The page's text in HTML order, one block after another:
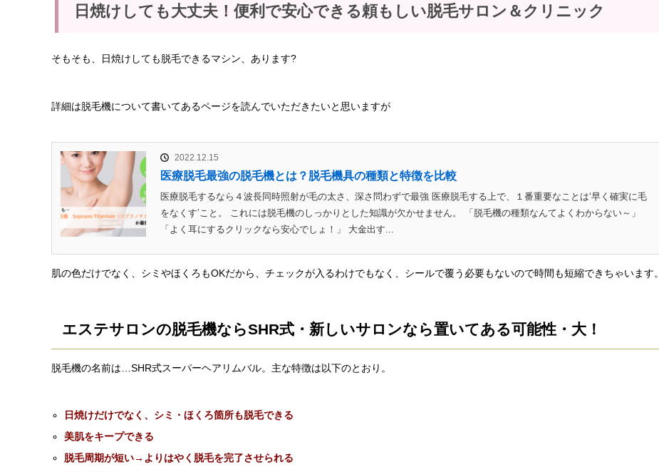
日焼けしても大丈夫！便利で安心できる頼もしい脱毛サロン＆クリニック
そもそも、日焼けしても脱毛できるマシン、あります?
詳細は脱毛機について書いてあるページを読んでいただきたいと思いますが
2022.12.15
医療脱毛最強の脱毛機とは？脱毛機具の種類と特徴を比較
医療脱毛するなら４波長同時照射が毛の太さ、深さ問わずで最強 医療脱毛する上で、１番重要なことは‘早く確実に毛
をなくす’こと。 これには脱毛機のしっかりとした知識が欠かせません。 「脱毛機の種類なんてよくわからない～」
「よく耳にするクリックなら安心でしょ！」 大金出す...
肌の色だけでなく、シミやほくろもOKだから、チェックが入るわけでもなく、シールで覆う必要もないので時間も短縮できちゃいます。
エステサロンの脱毛機ならSHR式・新しいサロンなら置いてある可能性・大！
脱毛機の名前は…SHR式スーパーヘアリムバル。主な特徴は以下のとおり。
日焼けだけでなく、シミ・ほくろ箇所も脱毛できる
美肌をキープできる
脱毛周期が短い→よりはやく脱毛を完了させられる